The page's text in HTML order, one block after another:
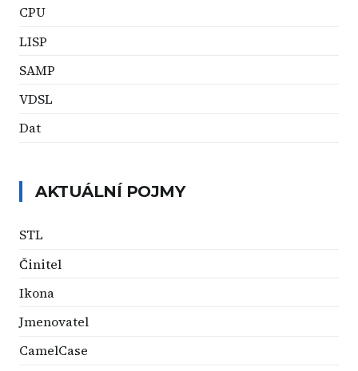
CPU
LISP
SAMP
VDSL
Dat
AKTUÁLNÍ POJMY
STL
Činitel
Ikona
Jmenovatel
CamelCase